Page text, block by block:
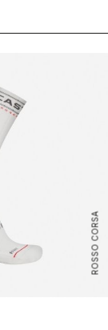
ROSSO CORSA